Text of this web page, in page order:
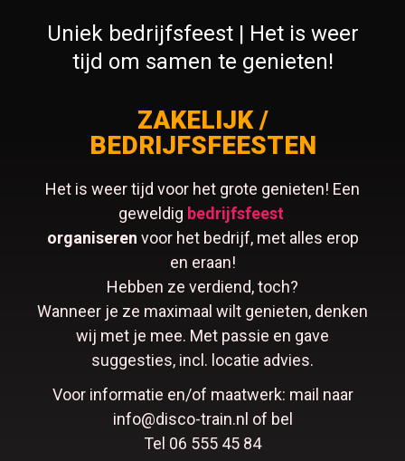
Uniek bedrijfsfeest | Het is weer
tijd om samen te genieten!
ZAKELIJK /
BEDRIJFSFEESTEN
Het is weer tijd voor het grote genieten! Een
geweldig bedrijfsfeest
organiseren voor het bedrijf, met alles erop
en eraan!
Hebben ze verdiend, toch?
Wanneer je ze maximaal wilt genieten, denken
wij met je mee. Met passie en gave
suggesties, incl. locatie advies.
Voor informatie en/of maatwerk: mail naar
info@disco-train.nl of bel
Tel 06 555 45 84